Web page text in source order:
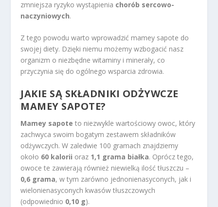
zmniejsza ryzyko wystąpienia chorób sercowo-
naczyniowych.
Z tego powodu warto wprowadzić mamey sapote do
swojej diety. Dzięki niemu możemy wzbogacić nasz
organizm o niezbędne witaminy i minerały, co
przyczynia się do ogólnego wsparcia zdrowia.
JAKIE SĄ SKŁADNIKI ODŻYWCZE
MAMEY SAPOTE?
Mamey sapote to niezwykle wartościowy owoc, który
zachwyca swoim bogatym zestawem składników
odżywczych. W zaledwie 100 gramach znajdziemy
około 60 kalorii oraz 1,1 grama białka. Oprócz tego,
owoce te zawierają również niewielką ilość tłuszczu –
0,6 grama, w tym zarówno jednonienasyconych, jak i
wielonienasyconych kwasów tłuszczowych
(odpowiednio 0,10 g).